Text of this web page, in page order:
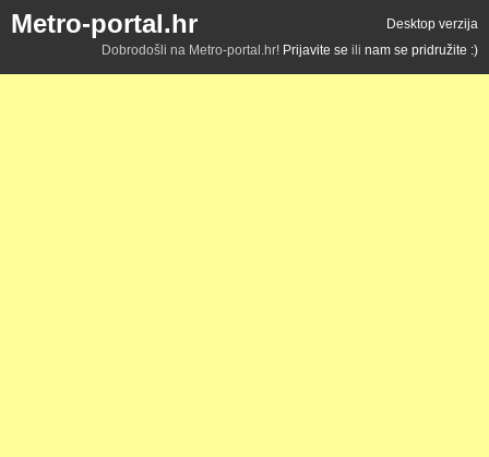
Metro-portal.hr
Desktop verzija
Dobrodošli na Metro-portal.hr! Prijavite se ili nam se pridružite :)